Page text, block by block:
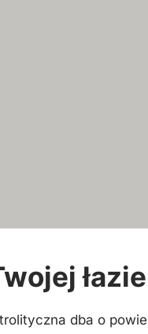
dba o